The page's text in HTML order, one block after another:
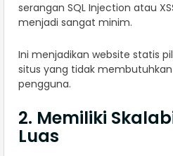
serangan SQL Injection atau
menjadi sangat minim.
Ini menjadikan website statis
situs yang tidak
pengguna.
2. Memiliki
Luas